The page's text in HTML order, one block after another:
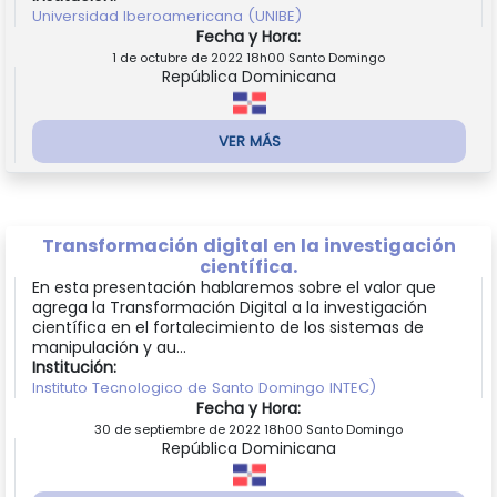
Universidad Iberoamericana (UNIBE)
Fecha y Hora:
1 de octubre de 2022 18h00 Santo Domingo
República Dominicana
VER MÁS
Transformación digital en la investigación
científica.
En esta presentación hablaremos sobre el valor que
agrega la Transformación Digital a la investigación
científica en el fortalecimiento de los sistemas de
manipulación y au...
Institución:
Instituto Tecnologico de Santo Domingo INTEC)
Fecha y Hora:
30 de septiembre de 2022 18h00 Santo Domingo
República Dominicana